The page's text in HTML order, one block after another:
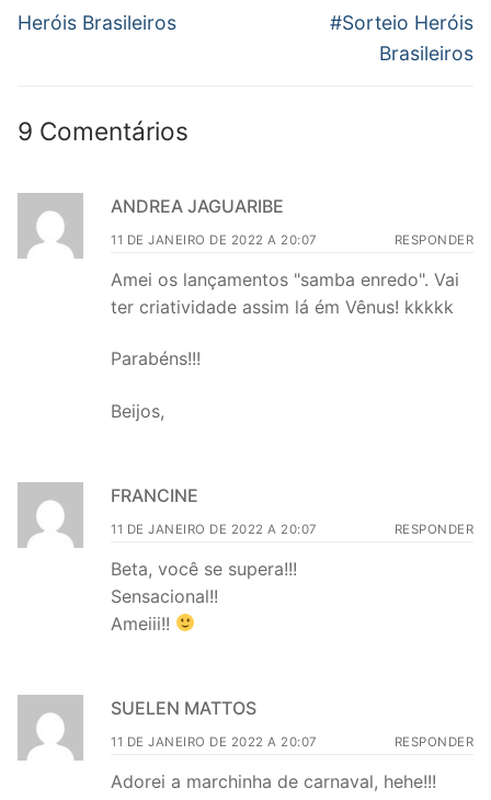
Post
anterior:
Heróis Brasileiros
#Sorteio Heróis
Brasileiros
9 Comentários
ANDREA JAGUARIBE
11 DE JANEIRO DE 2022 A 20:07 RESPONDER
Amei os lançamentos "samba enredo". Vai
ter criatividade assim lá ém Vênus! kkkkk
Parabéns!!!
Beijos,
FRANCINE
11 DE JANEIRO DE 2022 A 20:07 RESPONDER
Beta, você se supera!!!
Sensacional!!
Ameiii!!
SUELEN MATTOS
11 DE JANEIRO DE 2022 A 20:07 RESPONDER
Adorei a marchinha de carnaval, hehe!!!